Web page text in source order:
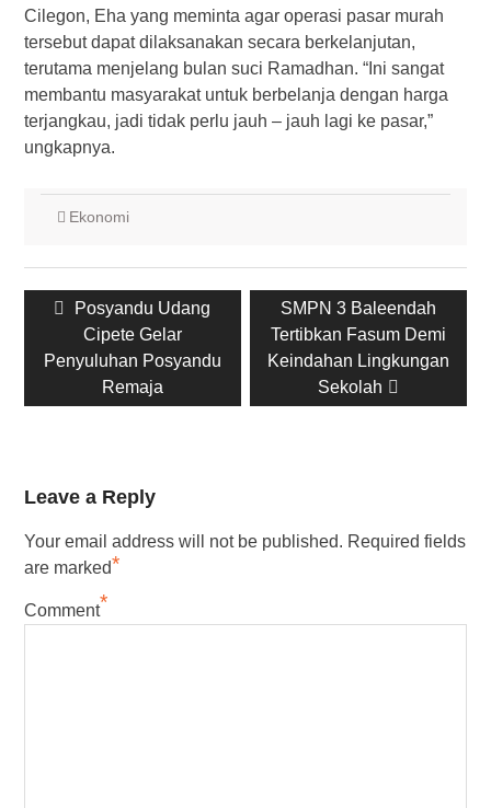
Cilegon, Eha yang meminta agar operasi pasar murah
tersebut dapat dilaksanakan secara berkelanjutan,
terutama menjelang bulan suci Ramadhan. “Ini sangat
membantu masyarakat untuk berbelanja dengan harga
terjangkau, jadi tidak perlu jauh – jauh lagi ke pasar,”
ungkapnya.
Ekonomi
navigation
Previous
post:
Posyandu Udang
Cipete Gelar
Penyuluhan Posyandu
Remaja
Next
post:
SMPN 3 Baleendah
Tertibkan Fasum Demi
Keindahan Lingkungan
Sekolah
Leave a Reply
Your email address will not be published. Required fields
are marked*
Comment*